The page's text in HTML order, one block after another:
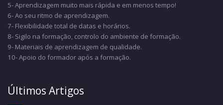
5- Aprendizagem muito mais rápida e em menos tempo!
6- Ao seu ritmo de aprendizagem.
7- Flexibilidade total de datas e horários.
8- Sigilo na formação, controlo do ambiente de formação.
9- Materiais de aprendizagem de qualidade.
10- Apoio do formador após a formação.
Últimos Artigos